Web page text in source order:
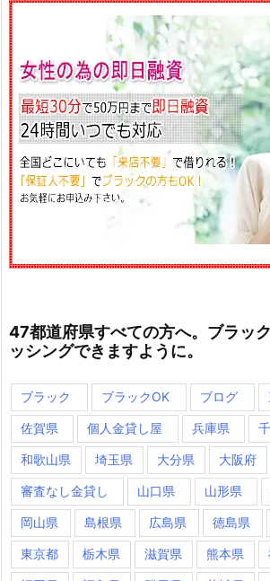
47都道府県すべての方へ。ブラッ
ッシングできますように。
ブラック ブラックOK ブログ
佐賀県 個人金貸し屋 兵庫県
和歌山県 埼玉県 大分県 大阪府
審査なし金貸し 山口県 山形県
岡山県 島根県 広島県 徳島県
東京都 栃木県 滋賀県 熊本県